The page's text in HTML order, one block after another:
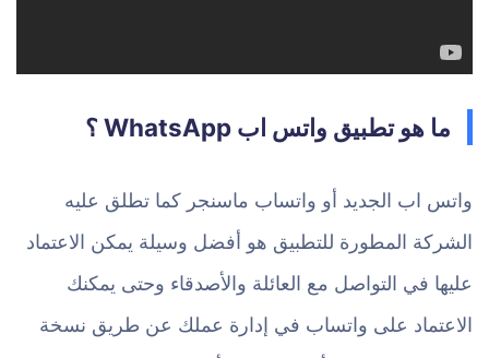
ما هو تطبيق واتس اب WhatsApp ؟
واتس اب الجديد أو واتساب ماسنجر كما تطلق عليه
الشركة المطورة للتطبيق هو أفضل وسيلة يمكن الاعتماد
عليها في التواصل مع العائلة والأصدقاء وحتى يمكنك
الاعتماد على واتساب في إدارة عملك عن طريق نسخة